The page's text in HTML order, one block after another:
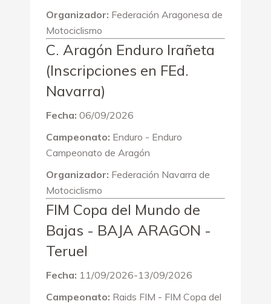
Organizador: Federación Aragonesa de
Motociclismo
C. Aragón Enduro Irañeta
(Inscripciones en FEd.
Navarra)
Fecha: 06/09/2026
Campeonato: Enduro - Enduro
Campeonato de Aragón
Organizador: Federación Navarra de
Motociclismo
FIM Copa del Mundo de
Bajas - BAJA ARAGON -
Teruel
Fecha: 11/09/2026-13/09/2026
Campeonato: Raids FIM - FIM Copa del